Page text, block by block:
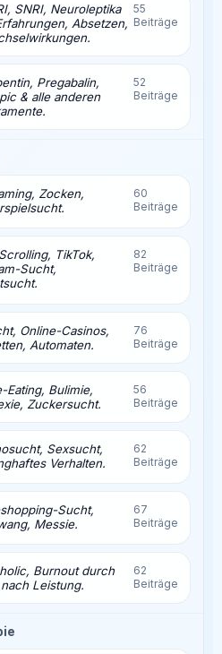
SNRI, Neuroleptika
Absetzen,
55
Beiträge
Pregabalin,
& alle anderen
52
Beiträge
Zocken,
60
Beiträge
TikTok,
Sucht,
82
Beiträge
Online-Casinos,
Automaten.
76
Beiträge
Eating, Bulimie,
Zuckersucht.
56
Beiträge
Sexsucht,
Verhalten.
62
Beiträge
Sucht,
Messie.
67
Beiträge
Burnout durch
Leistung.
62
Beiträge